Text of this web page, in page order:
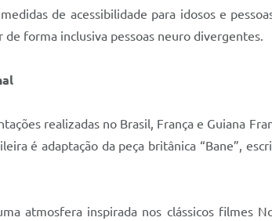
de acessibilidade para idosos e
forma inclusiva pessoas neuro divergentes.
realizadas no Brasil, França e Guiana
é adaptação da peça britânica “Bane”,
atmosfera inspirada nos clássicos filmes